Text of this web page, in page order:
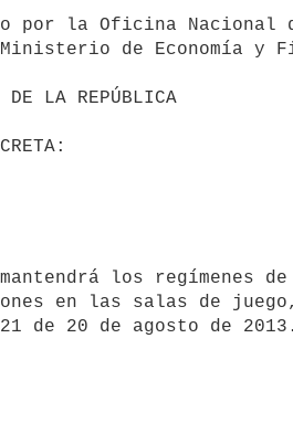
de Economía y
en las salas de